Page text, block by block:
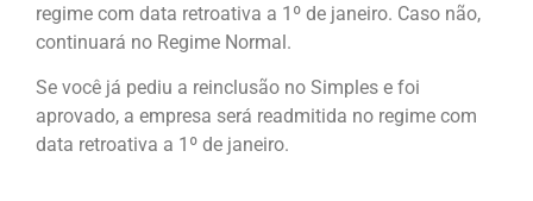
regime com data retroativa a 1º de janeiro. Caso não,
continuará no Regime Normal.
Se você já pediu a reinclusão no Simples e foi
aprovado, a empresa será readmitida no regime com
data retroativa a 1º de janeiro.